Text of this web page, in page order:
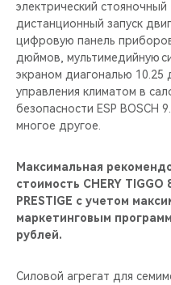
электрический
дистанционный запуск
цифровую панель
дюймов, мультимедийную
экраном диагональю 10.25
управления климатом в
безопасности ESP BOSCH
многое другое.
Максимальная
стоимость CHERY
PRESTIGE с учетом
маркетинговым
рублей.
Силовой агрегат для